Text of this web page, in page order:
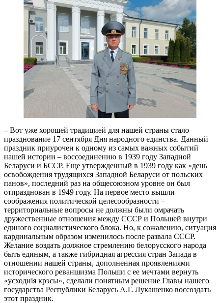
– Вот уже хорошей традицией для нашей страны стало
празднование 17 сентября Дня народного единства. Данный
праздник приурочен к одному из самых важных событий
нашей истории – воссоединению в 1939 году Западной
Беларуси и БССР. Еще утвержденный в 1939 году как «день
освобождения трудящихся Западной Беларуси от польских
панов», последний раз на общесоюзном уровне он был
отпразднован в 1949 году. На первое место вышли
соображения политической целесообразности –
территориальные вопросы не должны были омрачать
дружественные отношения между СССР и Польшей внутри
единого социалистического блока. Но, к сожалению, ситуация
кардинальным образом изменилось после развала СССР.
Желание воздать должное стремлению белорусского народа
быть единым, а также гибридная агрессия стран Запада в
отношении нашей страны, дополненная проявлениями
исторического реваншизма Польши с ее мечтами вернуть
«усходнія крэсы», сделали понятным решение Главы нашего
государства Республики Беларусь А.Г. Лукашенко воссоздать
этот праздник.